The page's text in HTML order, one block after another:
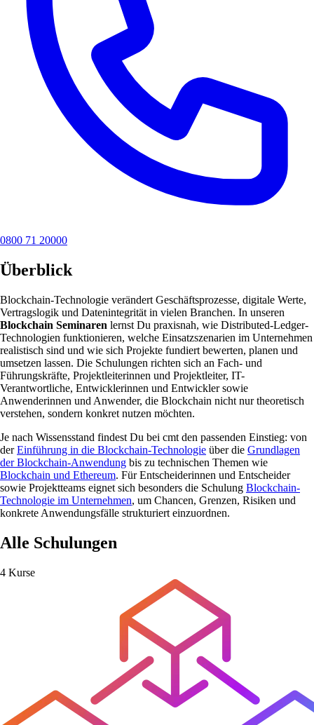
0800 71 20000
Überblick
Blockchain-Technologie verändert Geschäftsprozesse, digitale Werte,
Vertragslogik und Datenintegrität in vielen Branchen. In unseren
Blockchain Seminaren lernst Du praxisnah, wie Distributed-Ledger-
Technologien funktionieren, welche Einsatzszenarien im Unternehmen
realistisch sind und wie sich Projekte fundiert bewerten, planen und
umsetzen lassen. Die Schulungen richten sich an Fach- und
Führungskräfte, Projektleiterinnen und Projektleiter, IT-
Verantwortliche, Entwicklerinnen und Entwickler sowie
Anwenderinnen und Anwender, die Blockchain nicht nur theoretisch
verstehen, sondern konkret nutzen möchten.
Je nach Wissensstand findest Du bei cmt den passenden Einstieg: von
derEinführung in die Blockchain-Technologie über die Grundlagen
der Blockchain-Anwendung bis zu technischen Themen wie
Blockchain und Ethereum. Für Entscheiderinnen und Entscheider
sowie Projektteams eignet sich besonders die Schulung Blockchain-
Technologie im Unternehmen, um Chancen, Grenzen, Risiken und
konkrete Anwendungsfälle strukturiert einzuordnen.
Alle Schulungen
4 Kurse